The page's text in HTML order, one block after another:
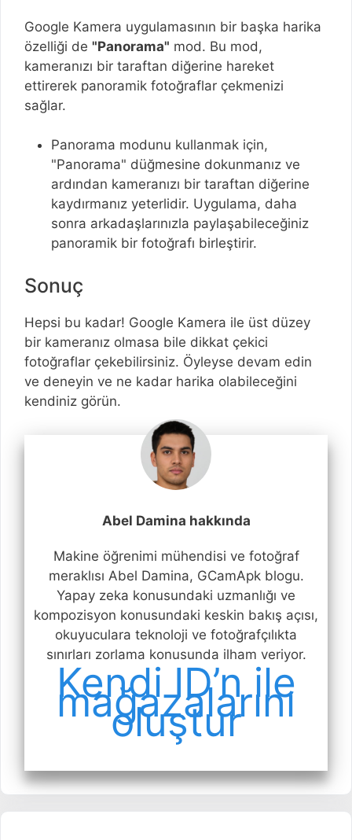
Google Kamera uygulamasının bir başka harika
özelliği de "Panorama" mod. Bu mod,
kameranızı bir taraftan diğerine hareket
ettirerek panoramik fotoğraflar çekmenizi
sağlar.
Panorama modunu kullanmak için,
"Panorama" düğmesine dokunmanız ve
ardından kameranızı bir taraftan diğerine
kaydırmanız yeterlidir. Uygulama, daha
sonra arkadaşlarınızla paylaşabileceğiniz
panoramik bir fotoğrafı birleştirir.
Sonuç
Hepsi bu kadar! Google Kamera ile üst düzey
bir kameranız olmasa bile dikkat çekici
fotoğraflar çekebilirsiniz. Öyleyse devam edin
ve deneyin ve ne kadar harika olabileceğini
kendiniz görün.
Abel Damina hakkında
Makine öğrenimi mühendisi ve fotoğraf
meraklısı Abel Damina, GCamApk blogu.
Yapay zeka konusundaki uzmanlığı ve
kompozisyon konusundaki keskin bakış açısı,
okuyuculara teknoloji ve fotoğrafçılıkta
sınırları zorlama konusunda ilham veriyor.
Kendi ID’n ile
mağazalarını
oluştur